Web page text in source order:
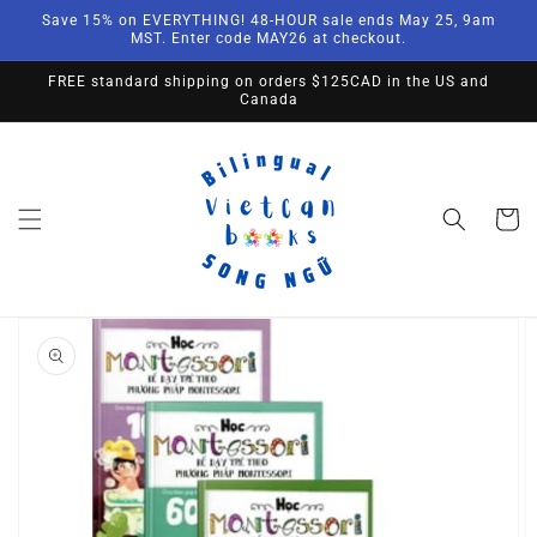
Skip to
Save 15% on EVERYTHING! 48-HOUR sale ends May 25, 9am
MST. Enter code MAY26 at checkout.
FREE standard shipping on orders $125CAD in the US and
Canada
Cart
product
information